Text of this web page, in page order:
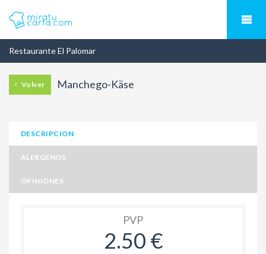
Restaurante El Palomar
Volver Manchego-Käse
DESCRIPCION
ALERGENOS
OPINIONES
PVP
2.50 €